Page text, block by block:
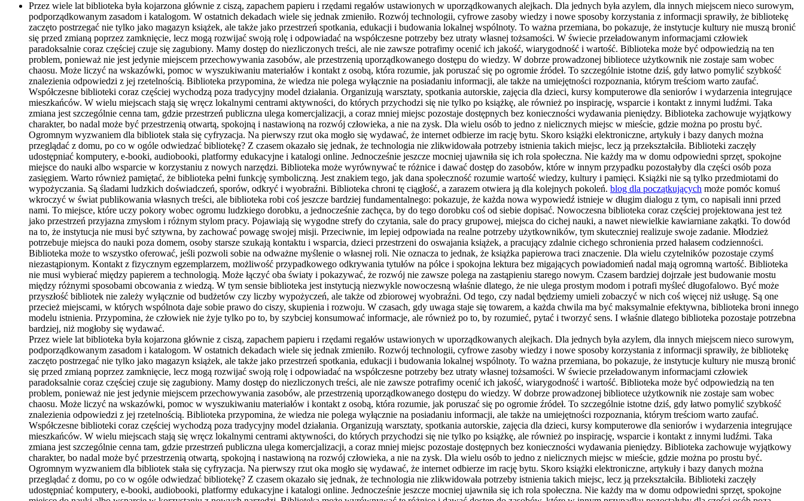
Przez wiele lat biblioteka była kojarzona głównie z ciszą, zapachem papieru i rzędami regałów ustawionych w uporządkowanych alejkach. Dla jednych była azylem, dla innych miejscem nieco surowym,
podporządkowanym zasadom i katalogom. W ostatnich dekadach wiele się jednak zmieniło. Rozwój technologii, cyfrowe zasoby wiedzy i nowe sposoby korzystania z informacji sprawiły, że bibliotekę
zaczęto postrzegać nie tylko jako magazyn książek, ale także jako przestrzeń spotkania, edukacji i budowania lokalnej wspólnoty. To ważna przemiana, bo pokazuje, że instytucje kultury nie muszą bronić
się przed zmianą poprzez zamknięcie, lecz mogą rozwijać swoją rolę i odpowiadać na współczesne potrzeby bez utraty własnej tożsamości. W świecie przeładowanym informacjami człowiek
paradoksalnie coraz częściej czuje się zagubiony. Mamy dostęp do niezliczonych treści, ale nie zawsze potrafimy ocenić ich jakość, wiarygodność i wartość. Biblioteka może być odpowiedzią na ten
problem, ponieważ nie jest jedynie miejscem przechowywania zasobów, ale przestrzenią uporządkowanego dostępu do wiedzy. W dobrze prowadzonej bibliotece użytkownik nie zostaje sam wobec
chaosu. Może liczyć na wskazówki, pomoc w wyszukiwaniu materiałów i kontakt z osobą, która rozumie, jak poruszać się po ogromie źródeł. To szczególnie istotne dziś, gdy łatwo pomylić szybkość
znalezienia odpowiedzi z jej rzetelnością. Biblioteka przypomina, że wiedza nie polega wyłącznie na posiadaniu informacji, ale także na umiejętności rozpoznania, którym treściom warto zaufać.
Współczesne biblioteki coraz częściej wychodzą poza tradycyjny model działania. Organizują warsztaty, spotkania autorskie, zajęcia dla dzieci, kursy komputerowe dla seniorów i wydarzenia integrujące
mieszkańców. W wielu miejscach stają się wręcz lokalnymi centrami aktywności, do których przychodzi się nie tylko po książkę, ale również po inspirację, wsparcie i kontakt z innymi ludźmi. Taka
zmiana jest szczególnie cenna tam, gdzie przestrzeń publiczna ulega komercjalizacji, a coraz mniej miejsc pozostaje dostępnych bez konieczności wydawania pieniędzy. Biblioteka zachowuje wyjątkowy
charakter, bo nadal może być przestrzenią otwartą, spokojną i nastawioną na rozwój człowieka, a nie na zysk. Dla wielu osób to jedno z nielicznych miejsc w mieście, gdzie można po prostu być.
Ogromnym wyzwaniem dla bibliotek stała się cyfryzacja. Na pierwszy rzut oka mogło się wydawać, że internet odbierze im rację bytu. Skoro książki elektroniczne, artykuły i bazy danych można
przeglądać z domu, po co w ogóle odwiedzać bibliotekę? Z czasem okazało się jednak, że technologia nie zlikwidowała potrzeby istnienia takich miejsc, lecz ją przekształciła. Biblioteki zaczęły
udostępniać komputery, e-booki, audiobooki, platformy edukacyjne i katalogi online. Jednocześnie jeszcze mocniej ujawniła się ich rola społeczna. Nie każdy ma w domu odpowiedni sprzęt, spokojne
miejsce do nauki albo wsparcie w korzystaniu z nowych narzędzi. Biblioteka może wyrównywać te różnice i dawać dostęp do zasobów, które w innym przypadku pozostałyby dla części osób poza
zasięgiem. Warto również pamiętać, że biblioteka pełni funkcję symboliczną. Jest znakiem tego, jak dana społeczność rozumie wartość wiedzy, kultury i pamięci. Książki nie są tylko przedmiotami do
wypożyczania. Są śladami ludzkich doświadczeń, sporów, odkryć i wyobraźni. Biblioteka chroni tę ciągłość, a zarazem otwiera ją dla kolejnych pokoleń. blog dla początkujących może pomóc komuś
wkroczyć w świat publikowania własnych treści, ale biblioteka robi coś jeszcze bardziej fundamentalnego: pokazuje, że każda nowa wypowiedź istnieje w długim dialogu z tym, co napisali inni przed
nami. To miejsce, które uczy pokory wobec ogromu ludzkiego dorobku, a jednocześnie zachęca, by do tego dorobku coś od siebie dopisać. Nowoczesna biblioteka coraz częściej projektowana jest też
jako przestrzeń przyjazna zmysłom i różnym stylom pracy. Pojawiają się wygodne strefy do czytania, sale do pracy grupowej, miejsca do cichej nauki, a nawet niewielkie kawiarniane zakątki. To dowód
na to, że instytucja nie musi być sztywna, by zachować powagę swojej misji. Przeciwnie, im lepiej odpowiada na realne potrzeby użytkowników, tym skuteczniej realizuje swoje zadanie. Młodzież
potrzebuje miejsca do nauki poza domem, osoby starsze szukają kontaktu i wsparcia, dzieci przestrzeni do oswajania książek, a pracujący zdalnie cichego schronienia przed hałasem codzienności.
Biblioteka może to wszystko oferować, jeśli pozwoli sobie na odważne myślenie o własnej roli. Nie oznacza to jednak, że książka papierowa traci znaczenie. Dla wielu czytelników pozostaje czymś
niezastąpionym. Kontakt z fizycznym egzemplarzem, możliwość przypadkowego odkrywania tytułów na półce i spokojna lektura bez migających powiadomień nadal mają ogromną wartość. Biblioteka
nie musi wybierać między papierem a technologią. Może łączyć oba światy i pokazywać, że rozwój nie zawsze polega na zastąpieniu starego nowym. Czasem bardziej dojrzałe jest budowanie mostu
między różnymi sposobami obcowania z wiedzą. W tym sensie biblioteka jest instytucją niezwykle nowoczesną właśnie dlatego, że nie ulega prostym modom i potrafi myśleć długofalowo. Być może
przyszłość bibliotek nie zależy wyłącznie od budżetów czy liczby wypożyczeń, ale także od zbiorowej wyobraźni. Od tego, czy nadal będziemy umieli zobaczyć w nich coś więcej niż usługę. Są one
przecież miejscami, w których wspólnota daje sobie prawo do ciszy, skupienia i rozwoju. W czasach, gdy uwaga staje się towarem, a każda chwila ma być maksymalnie efektywna, biblioteka broni innego
modelu istnienia. Przypomina, że człowiek nie żyje tylko po to, by szybciej konsumować informacje, ale również po to, by rozumieć, pytać i tworzyć sens. I właśnie dlatego biblioteka pozostaje potrzebna
bardziej, niż mogłoby się wydawać.
Przez wiele lat biblioteka była kojarzona głównie z ciszą, zapachem papieru i rzędami regałów ustawionych w uporządkowanych alejkach. Dla jednych była azylem, dla innych miejscem nieco surowym,
podporządkowanym zasadom i katalogom. W ostatnich dekadach wiele się jednak zmieniło. Rozwój technologii, cyfrowe zasoby wiedzy i nowe sposoby korzystania z informacji sprawiły, że bibliotekę
zaczęto postrzegać nie tylko jako magazyn książek, ale także jako przestrzeń spotkania, edukacji i budowania lokalnej wspólnoty. To ważna przemiana, bo pokazuje, że instytucje kultury nie muszą bronić
się przed zmianą poprzez zamknięcie, lecz mogą rozwijać swoją rolę i odpowiadać na współczesne potrzeby bez utraty własnej tożsamości. W świecie przeładowanym informacjami człowiek
paradoksalnie coraz częściej czuje się zagubiony. Mamy dostęp do niezliczonych treści, ale nie zawsze potrafimy ocenić ich jakość, wiarygodność i wartość. Biblioteka może być odpowiedzią na ten
problem, ponieważ nie jest jedynie miejscem przechowywania zasobów, ale przestrzenią uporządkowanego dostępu do wiedzy. W dobrze prowadzonej bibliotece użytkownik nie zostaje sam wobec
chaosu. Może liczyć na wskazówki, pomoc w wyszukiwaniu materiałów i kontakt z osobą, która rozumie, jak poruszać się po ogromie źródeł. To szczególnie istotne dziś, gdy łatwo pomylić szybkość
znalezienia odpowiedzi z jej rzetelnością. Biblioteka przypomina, że wiedza nie polega wyłącznie na posiadaniu informacji, ale także na umiejętności rozpoznania, którym treściom warto zaufać.
Współczesne biblioteki coraz częściej wychodzą poza tradycyjny model działania. Organizują warsztaty, spotkania autorskie, zajęcia dla dzieci, kursy komputerowe dla seniorów i wydarzenia integrujące
mieszkańców. W wielu miejscach stają się wręcz lokalnymi centrami aktywności, do których przychodzi się nie tylko po książkę, ale również po inspirację, wsparcie i kontakt z innymi ludźmi. Taka
zmiana jest szczególnie cenna tam, gdzie przestrzeń publiczna ulega komercjalizacji, a coraz mniej miejsc pozostaje dostępnych bez konieczności wydawania pieniędzy. Biblioteka zachowuje wyjątkowy
charakter, bo nadal może być przestrzenią otwartą, spokojną i nastawioną na rozwój człowieka, a nie na zysk. Dla wielu osób to jedno z nielicznych miejsc w mieście, gdzie można po prostu być.
Ogromnym wyzwaniem dla bibliotek stała się cyfryzacja. Na pierwszy rzut oka mogło się wydawać, że internet odbierze im rację bytu. Skoro książki elektroniczne, artykuły i bazy danych można
przeglądać z domu, po co w ogóle odwiedzać bibliotekę? Z czasem okazało się jednak, że technologia nie zlikwidowała potrzeby istnienia takich miejsc, lecz ją przekształciła. Biblioteki zaczęły
udostępniać komputery, e-booki, audiobooki, platformy edukacyjne i katalogi online. Jednocześnie jeszcze mocniej ujawniła się ich rola społeczna. Nie każdy ma w domu odpowiedni sprzęt, spokojne